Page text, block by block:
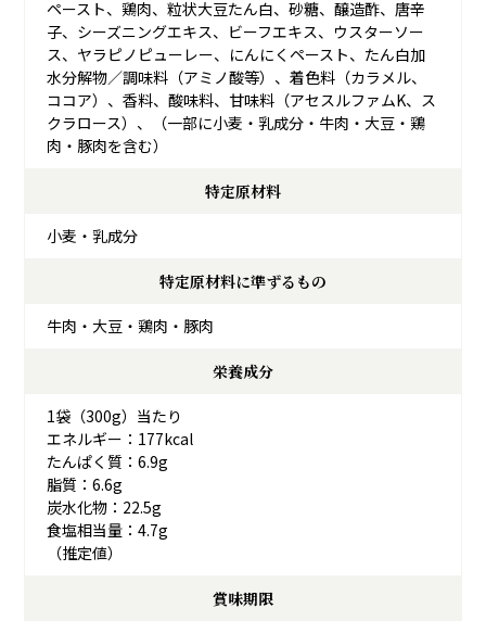
ペースト、鶏肉、粒状大豆たん白、砂糖、醸造酢、唐辛
子、シーズニングエキス、ビーフエキス、ウスターソー
ス、ヤラピノピューレー、にんにくペースト、たん白加
水分解物／調味料（アミノ酸等）、着色料（カラメル、
ココア）、香料、酸味料、甘味料（アセスルファムK、ス
クラロース）、（一部に小麦・乳成分・牛肉・大豆・鶏
肉・豚肉を含む）
特定原材料
小麦・乳成分
特定原材料に準ずるもの
牛肉・大豆・鶏肉・豚肉
栄養成分
1袋（300g）当たり
エネルギー：177kcal
たんぱく質：6.9g
脂質：6.6g
炭水化物：22.5g
食塩相当量：4.7g
（推定値）
賞味期限